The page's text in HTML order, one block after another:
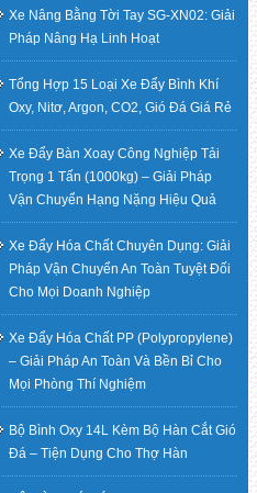
Xe Nâng Bằng Tời Tay SG-XN02: Giải
Pháp Nâng Hạ Linh Hoạt
Tổng Hợp 15 Loại Xe Đẩy Bình Khí
Oxy, Nitơ, Argon, CO2, Gió Đá Giá Rẻ
Xe Đẩy Bàn Xoay Công Nghiệp Tải
Trọng 1 Tấn (1000kg) – Giải Pháp
Vận Chuyển Hạng Nặng Hiệu Quả
Xe Đẩy Hóa Chất Chuyên Dụng: Giải
Pháp Vận Chuyển An Toàn Tuyệt Đối
Cho Mọi Doanh Nghiệp
Xe Đẩy Hóa Chất PP (Polypropylene)
– Giải Pháp An Toàn Và Bền Bỉ Cho
Mọi Phòng Thí Nghiệm
Bộ Bình Oxy 14L Kèm Bộ Hàn Cắt Gió
Đá – Tiện Dụng Cho Thợ Hàn